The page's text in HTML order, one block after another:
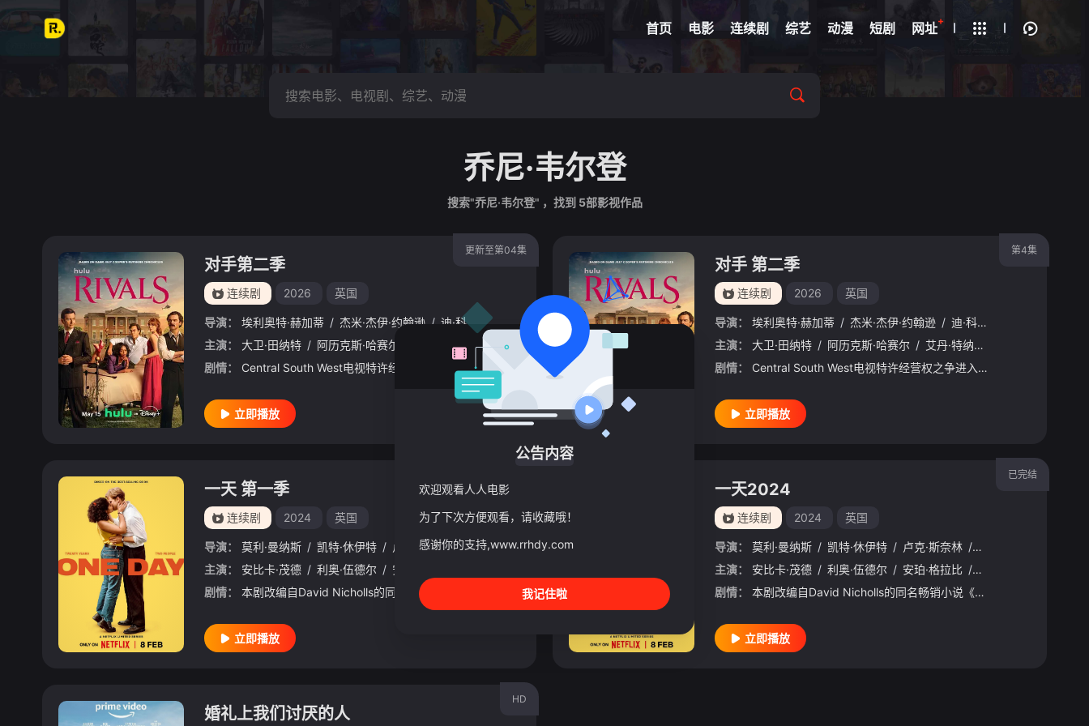
首页 电影 连续剧 综艺 动漫 短剧 网址+
网球 脑洞悬疑
乔尼·韦尔登
搜索"乔尼·韦尔登" ，找到 5部影视作品
更新至第04集
对手第二季
连续剧 2026 英国
导演： 埃利奥特·赫加蒂 / 杰米·杰伊·约翰逊 / 迪·科庞·奥莱利
主演：
大卫·田纳特 / 阿历克斯·哈赛尔 艾丹·特纳 娜菲萨·威廉姆斯 / 贝拉·麦克莱恩 凯瑟琳·帕金森 / 丹尼·戴尔 / 维多莉亚·斯莫费特 / 克莱尔·拉什布鲁克
剧情：
Central South West电视特许经营权之争进入白热化阶段，Corinium与Venturer之间的战争正迈入危险新阶段。Tony Baddingham比以往更加冷酷无情，他决心将对手逐个击
立即播放
第4集
对手 第二季
连续剧 2026 英国
导演： 埃利奥特·赫加蒂 / 杰米·杰伊·约翰逊 / 迪·科庞·奥莱利
主演：
大卫·田纳特 / 阿历克斯·哈赛尔 / 艾丹·特纳 /
剧情：
Central South West电视特许经营权之争进入白热化阶段，Corinium与Venturer之间的战争正迈入危险新阶段。Tony Baddingham比以往更加冷酷无情，他决心将对手逐个击
立即播放
一天 第一季
连续剧 2024 英国
导演： 莫利·曼纳斯 / 凯特·休伊特 / 卢克·斯奈林 / 约翰·哈德威克
主演：
安比卡·茂德 / 利奥·伍德尔 / 安珀·格拉比 埃莉诺·汤姆林森 / 布伦丹·奎因 / 托比·斯蒂芬斯 / 乔莉·理查德森
剧情：
立即播放
已完结
一天2024
连续剧 2024 英国
导演： 莫利·曼纳斯 / 凯特·休伊特 / 卢克·斯奈林 / 约翰·哈德威克
主演：
安比卡·茂德 / 利奥·伍德尔 / 安珀·格拉比 / 乔尼·韦尔登
剧情：
本剧改编自David Nicholls的同名畅销小说《一天》。
立即播放
HD
婚礼上我们讨厌的人
公告内容
欢迎观看人人电影
为了下次方便观看，请收藏哦！
感谢你的支持,www.rrhdy.com
我记住啦